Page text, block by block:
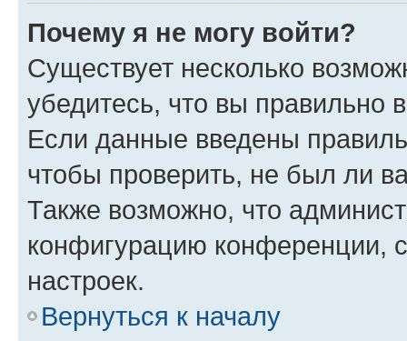
Почему я не могу войти?
Существует несколько
убедитесь, что вы правильно
Если данные введены
чтобы проверить, не был ли
Также возможно, что
конфигурацию конференции,
настроек.
Вернуться к началу